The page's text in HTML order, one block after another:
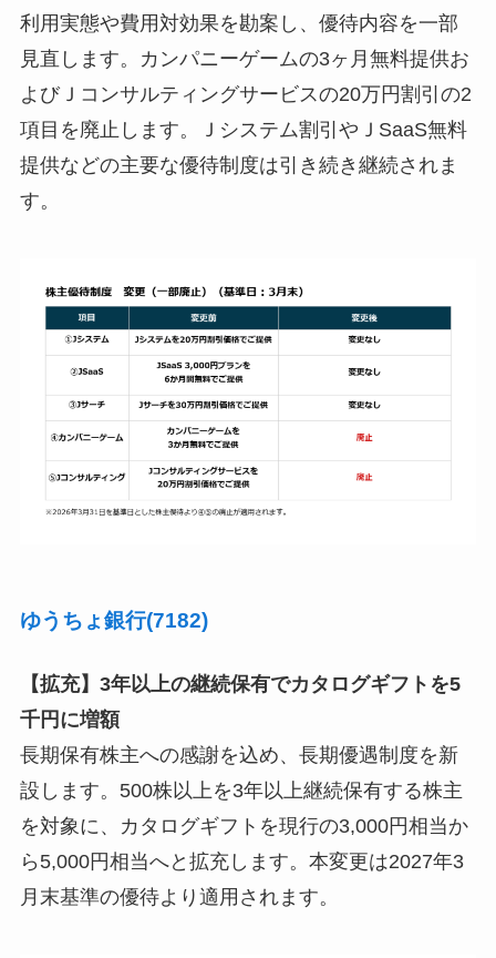
利用実態や費用対効果を勘案し、優待内容を一部
見直します。カンパニーゲームの3ヶ月無料提供お
よびＪコンサルティングサービスの20万円割引の2
項目を廃止します。Ｊシステム割引やＪSaaS無料
提供などの主要な優待制度は引き続き継続されま
す。
ゆうちょ銀行(7182)
【拡充】3年以上の継続保有でカタログギフトを5
千円に増額
長期保有株主への感謝を込め、長期優遇制度を新
設します。500株以上を3年以上継続保有する株主
を対象に、カタログギフトを現行の3,000円相当か
ら5,000円相当へと拡充します。本変更は2027年3
月末基準の優待より適用されます。